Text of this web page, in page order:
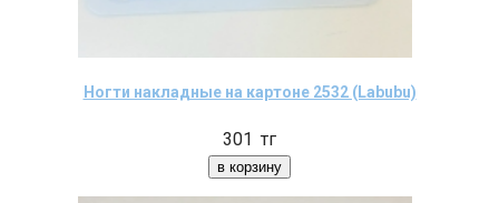
Ногти накладные на картоне 2532 (Labubu)
301 тг